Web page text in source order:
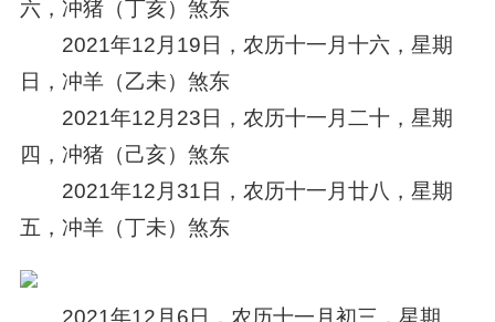
六，冲猪（丁亥）煞东
2021年12月19日，农历十一月十六，星期
日，冲羊（乙未）煞东
2021年12月23日，农历十一月二十，星期
四，冲猪（己亥）煞东
2021年12月31日，农历十一月廿八，星期
五，冲羊（丁未）煞东
2021年12月6日，农历十一月初三，星期